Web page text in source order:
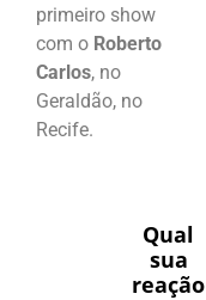
primeiro show
com o Roberto
Carlos, no
Geraldão, no
Recife.
Qual
sua
reação